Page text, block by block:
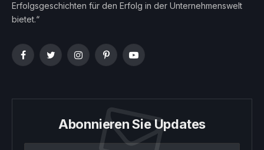
Erfolgsgeschichten für den Erfolg in der Unternehmenswelt
bietet.“
FacebookTwitterInstagramPinterestYouTube
Abonnieren Sie Updates